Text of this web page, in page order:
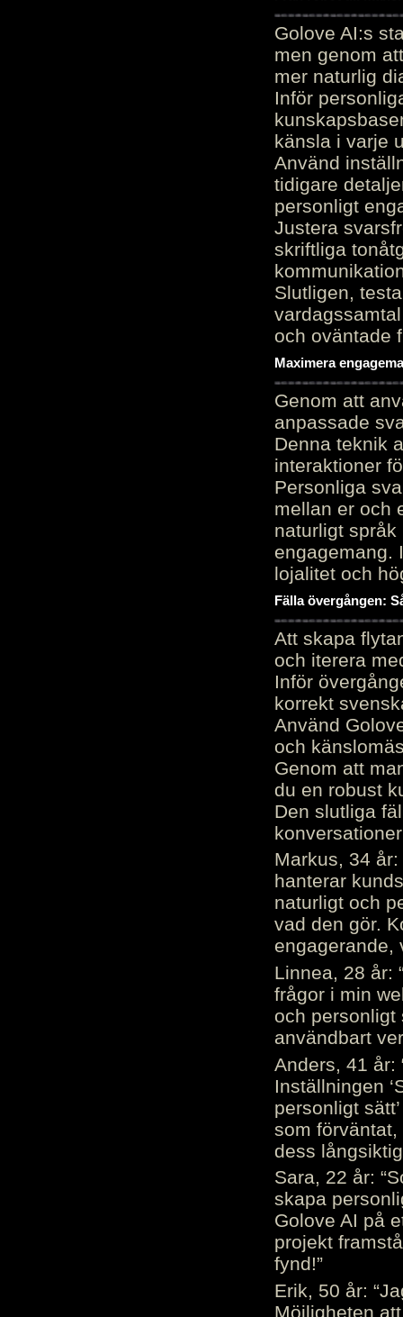
Golove AI:s
men genom
mer naturlig
Inför
känsla i varje
Använd
tidigare
personligt
Justera
skriftliga
Slutligen,
och oväntade
Maximera
Genom att
anpassade
Denna teknik
interaktioner
Personliga
mellan er och
naturligt
engagemang.
lojalitet och
Fälla övergången:
Att skapa
och iterera
Inför
korrekt
Använd
och
Genom att
du en robust
Den slutliga
Markus, 34
hanterar
naturligt och
vad den gör.
engagerande,
Linnea, 28 år:
frågor i min
och personligt
användbart
Anders, 41 år:
Inställningen
personligt
som
dess
Sara, 22 år:
skapa
Golove AI på
projekt
fynd!”
Erik, 50 år:
Möjligheten